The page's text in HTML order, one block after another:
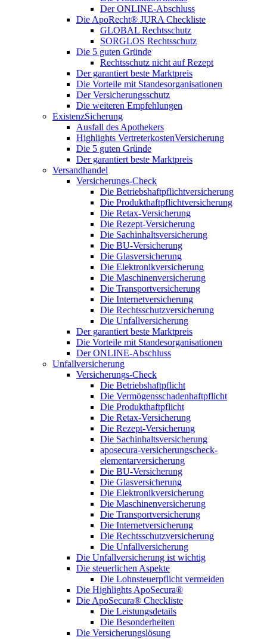
Der ONLINE-Abschluss
Die ApoRecht® JURA Checkliste
GLOBAL Rechtsschutz
SORGLOS Rechtsschutz
Die 5 guten Gründe
Rechtsschutz nicht auf Rezept
Der garantiert beste Marktpreis
Die Vorteile mit Standesorganisationen
Der Versicherungsschutz
Die weiteren Empfehlungen
ExistenzSicherung
Ausfall des Apothekers
Highlights VertreterkostenVersicherung
Die 5 guten Gründe
Der garantiert beste Marktpreis
Versandhandel
Versicherungs-Check
Die Betriebshaftpflichtversicherung
Die Produkthaftpflichtversicherung
Die Retax-Versicherung
Die Rezept-Versicherung
Die Sachinhaltsversicherung
Die BU-Versicherung
Die Glasversicherung
Die Elektronikversicherung
Die Maschinenversicherung
Die Transportversicherung
Die Internetversicherung
Die Rechtsschutzversicherung
Die Unfallversicherung
Der garantiert beste Marktpreis
Die Vorteile mit Standesorganisationen
Der ONLINE-Abschluss
Unfallversicherung
Versicherungs-Check
Die Betriebshaftpflicht
Die Vermögensschadenhaftpflicht
Die Produkthaftpflicht
Die Retax-Versicherung
Die Rezept-Versicherung
Die Sachinhaltsversicherung
aposecura-versicherungscheck-
elementarversicherung
Die BU-Versicherung
Die Glasversicherung
Die Elektronikversicherung
Die Maschinenversicherung
Die Transportversicherung
Die Internetversicherung
Die Rechtsschutzversicherung
Die Unfallversicherung
Die Unfallversicherung ist wichtig
Die steuerlichen Aspekte
Die Lohnsteuerpflicht vermeiden
Die Highlights ApoSecura®
Die ApoSecura® Checkliste
Die Leistungsdetails
Die Besonderheiten
Die Versicherungslösung